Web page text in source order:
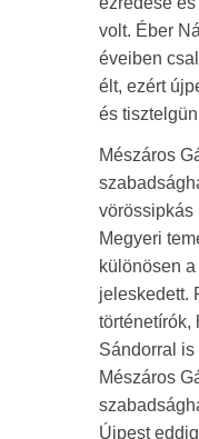
volt. Éber
éveiben
élt, ezért
és
Mészáros
vörössipkás
Megyeri
különösen
jeleskedett.
történetírók,
Sándorral is
Mészáros
Újpest